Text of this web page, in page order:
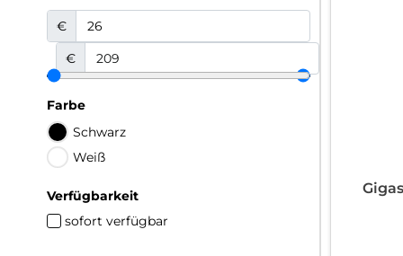
€
€
Farbe
Schwarz
Weiß
Verfügbarkeit
sofort verfügbar